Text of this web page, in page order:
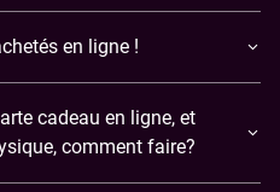
en ligne !
cadeau en ligne, et
comment faire?